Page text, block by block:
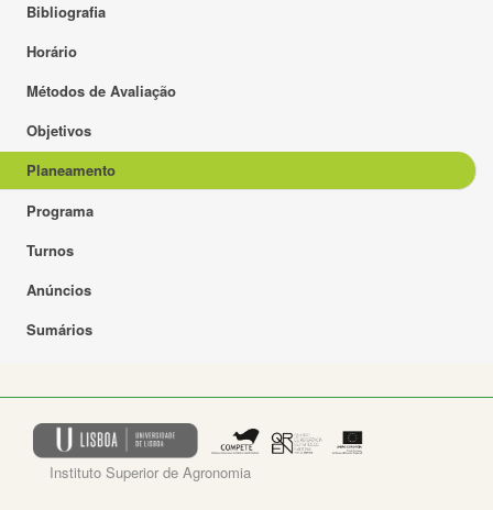
Bibliografia
Horário
Métodos de Avaliação
Objetivos
Planeamento
Programa
Turnos
Anúncios
Sumários
Instituto Superior de Agronomia